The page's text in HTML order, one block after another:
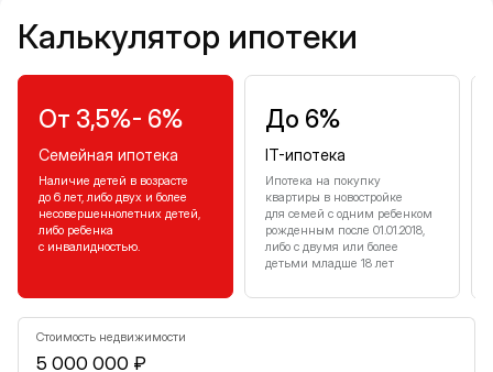
Калькулятор ипотеки
От 3,5%- 6%
Семейная ипотека
Наличие детей в возрасте
до 6 лет, либо двух и более
несовершеннолетних детей,
либо ребенка
с инвалидностью.
До 6%
IT-ипотека
Ипотека на покупку
квартиры в новостройке
для семей с одним ребенком
рожденным после 01.01.2018,
либо с двумя или более
детьми младше 18 лет
Стоимость недвижимости